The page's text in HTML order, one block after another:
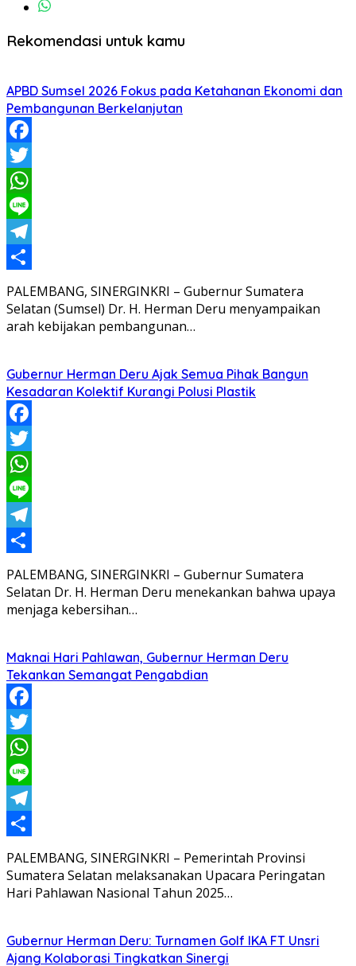
Rekomendasi untuk kamu
APBD Sumsel 2026 Fokus pada Ketahanan Ekonomi dan
Pembangunan Berkelanjutan
Facebook
Twitter
WhatsApp
Line
Telegram
Share
PALEMBANG, SINERGINKRI – Gubernur Sumatera
Selatan (Sumsel) Dr. H. Herman Deru menyampaikan
arah kebijakan pembangunan…
Gubernur Herman Deru Ajak Semua Pihak Bangun
Kesadaran Kolektif Kurangi Polusi Plastik
Facebook
Twitter
WhatsApp
Line
Telegram
Share
PALEMBANG, SINERGINKRI – Gubernur Sumatera
Selatan Dr. H. Herman Deru menekankan bahwa upaya
menjaga kebersihan…
Maknai Hari Pahlawan, Gubernur Herman Deru
Tekankan Semangat Pengabdian
Facebook
Twitter
WhatsApp
Line
Telegram
Share
PALEMBANG, SINERGINKRI – Pemerintah Provinsi
Sumatera Selatan melaksanakan Upacara Peringatan
Hari Pahlawan Nasional Tahun 2025…
Gubernur Herman Deru: Turnamen Golf IKA FT Unsri
Ajang Kolaborasi Tingkatkan Sinergi